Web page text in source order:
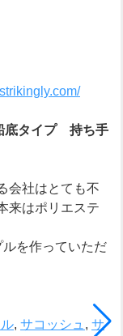
タイプ 持ち手
会社はとても不
来はポリエステ
を作っていただ
, サコッシュ , サ